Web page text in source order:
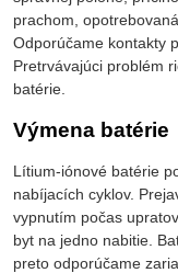
prachom,
Odporúčame kontakty
Pretrvávajúci problém
batérie.
Výmena batérie
Lítium-iónové batérie
nabíjacích cyklov.
vypnutím počas
byt na jedno nabitie.
preto odporúčame